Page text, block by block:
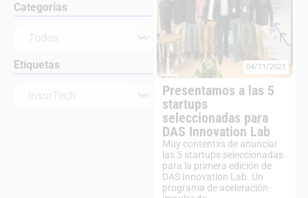
Categorías
Etíquetas 04/11/2021
Presentamos a las 5
startups
seleccionadas para
DAS Innovation Lab
Muy contentxs de anunciar
las 5 startups seleccionadas
para la primera edición de
DAS Innovation Lab. Un
programa de aceleración